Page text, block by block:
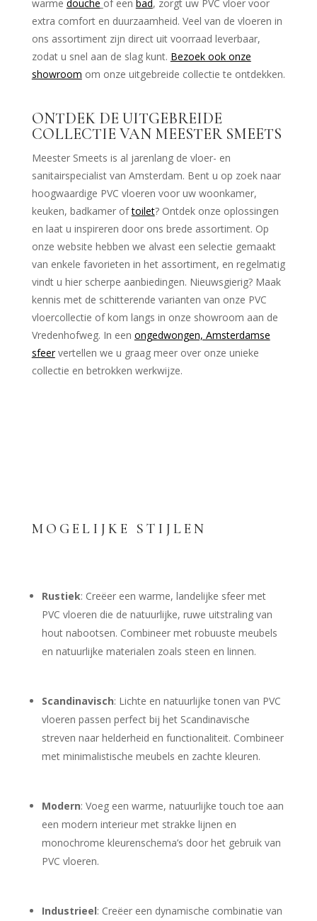
warme douche of een bad, zorgt uw PVC vloer voor
extra comfort en duurzaamheid. Veel van de vloeren in
ons assortiment zijn direct uit voorraad leverbaar,
zodat u snel aan de slag kunt. Bezoek ook onze
showroom om onze uitgebreide collectie te ontdekken.
ONTDEK DE UITGEBREIDE
COLLECTIE VAN MEESTER SMEETS
Meester Smeets is al jarenlang de vloer- en
sanitairspecialist van Amsterdam. Bent u op zoek naar
hoogwaardige PVC vloeren voor uw woonkamer,
keuken, badkamer oftoilet? Ontdek onze oplossingen
en laat u inspireren door ons brede assortiment. Op
onze website hebben we alvast een selectie gemaakt
van enkele favorieten in het assortiment, en regelmatig
vindt u hier scherpe aanbiedingen. Nieuwsgierig? Maak
kennis met de schitterende varianten van onze PVC
vloercollectie of kom langs in onze showroom aan de
Vredenhofweg. In een ongedwongen, Amsterdamse
sfeervertellen we u graag meer over onze unieke
collectie en betrokken werkwijze.
MOGELIJKE STIJLEN
Rustiek: Creëer een warme, landelijke sfeer met
PVC vloeren die de natuurlijke, ruwe uitstraling van
hout nabootsen. Combineer met robuuste meubels
en natuurlijke materialen zoals steen en linnen.
Scandinavisch: Lichte en natuurlijke tonen van PVC
vloeren passen perfect bij het Scandinavische
streven naar helderheid en functionaliteit. Combineer
met minimalistische meubels en zachte kleuren.
Modern: Voeg een warme, natuurlijke touch toe aan
een modern interieur met strakke lijnen en
monochrome kleurenschema’s door het gebruik van
PVC vloeren.
Industrieel: Creëer een dynamische combinatie van